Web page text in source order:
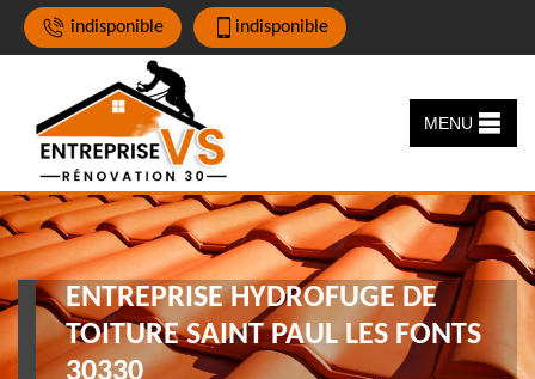
indisponible indisponible
MENU
ENTREPRISE HYDROFUGE DE
TOITURE SAINT PAUL LES FONTS